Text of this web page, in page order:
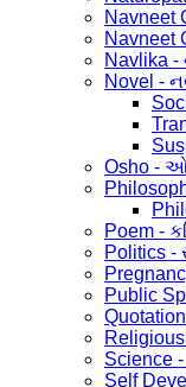
Navneet
Navneet
Navlika
Novel -
Osho -
Poem -
Politics -
Public
Religious
Science -
Self